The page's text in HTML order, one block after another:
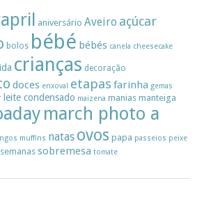
aniversário Aveiro açúcar
bolos bébé bébés canela cheesecake
crianças decoração
doces enxoval etapas farinha gemas
leite condensado maizena manias manteiga
march photo a
muffins natas ovos papa passeios peixe
semanas sobremesa tomate